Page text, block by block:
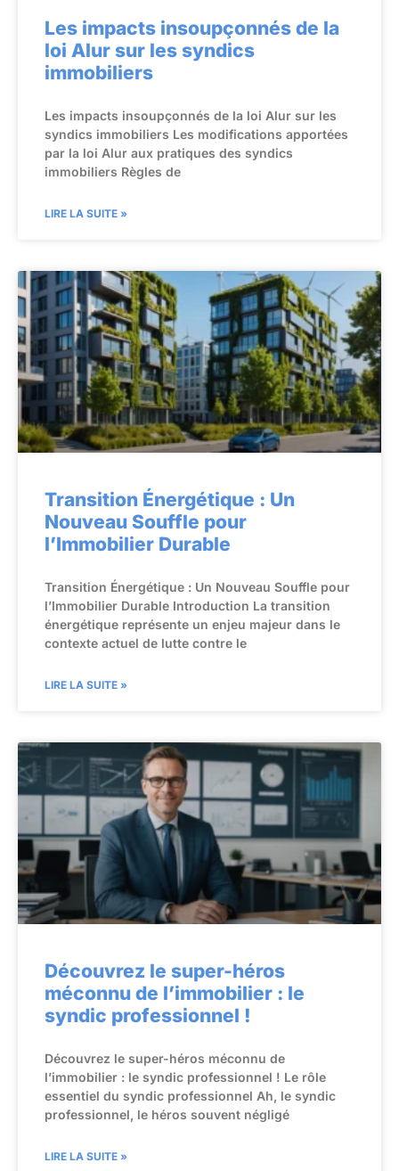
Les impacts insoupçonnés de la
loi Alur sur les syndics
immobiliers
Les impacts insoupçonnés de la loi Alur sur les
syndics immobiliers Les modifications apportées
par la loi Alur aux pratiques des syndics
immobiliers Règles de
LIRE LA SUITE »
Transition Énergétique : Un
Nouveau Souffle pour
l’Immobilier Durable
Transition Énergétique : Un Nouveau Souffle pour
l’Immobilier Durable Introduction La transition
énergétique représente un enjeu majeur dans le
contexte actuel de lutte contre le
LIRE LA SUITE »
Découvrez le super-héros
méconnu de l’immobilier : le
syndic professionnel !
Découvrez le super-héros méconnu de
l’immobilier : le syndic professionnel ! Le rôle
essentiel du syndic professionnel Ah, le syndic
professionnel, le héros souvent négligé
LIRE LA SUITE »